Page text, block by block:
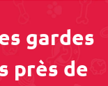
gardes
près de